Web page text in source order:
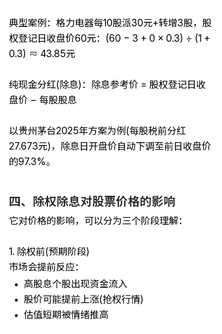
典型案例：格力电器每10股派30元+转增3股，股
权登记日收盘价60元：(60 − 3 + 0 × 0.3) ÷ (1 +
0.3) ≈ 43.85元
纯现金分红(除息)：除息参考价 = 股权登记日收
盘价 − 每股股息
以贵州茅台2025年方案为例(每股税前分红
27.673元)，除息日开盘价自动下调至前日收盘价
的97.3%。
四、除权除息对股票价格的影响
它对价格的影响，可以分为三个阶段理解：
1. 除权前(预期阶段)
市场会提前反应：
高股息个股出现资金流入
股价可能提前上涨(抢权行情)
估值短期被情绪推高